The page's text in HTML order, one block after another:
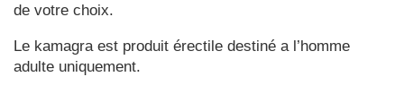
de votre choix.
Le kamagra est produit érectile destiné a l’homme
adulte uniquement.